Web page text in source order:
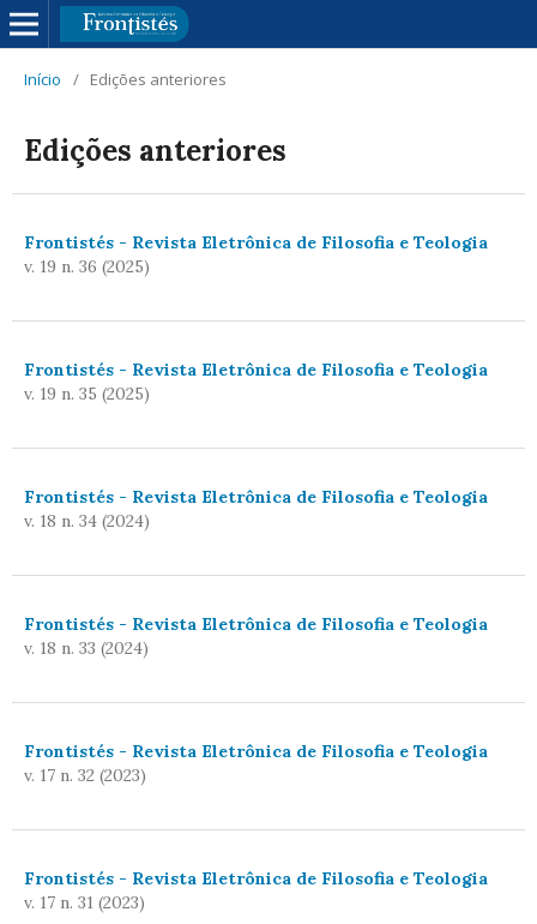
Início / Edições anteriores
Edições anteriores
Frontistés - Revista Eletrônica de Filosofia e Teologia
v. 19 n. 36 (2025)
Frontistés - Revista Eletrônica de Filosofia e Teologia
v. 19 n. 35 (2025)
Frontistés - Revista Eletrônica de Filosofia e Teologia
v. 18 n. 34 (2024)
Frontistés - Revista Eletrônica de Filosofia e Teologia
v. 18 n. 33 (2024)
Frontistés - Revista Eletrônica de Filosofia e Teologia
v. 17 n. 32 (2023)
Frontistés - Revista Eletrônica de Filosofia e Teologia
v. 17 n. 31 (2023)